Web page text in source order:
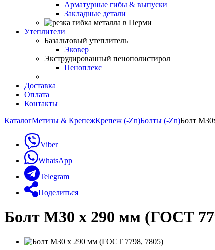
Арматурные гибы & выпуски
Закладные детали
Утеплители
Базальтовый утеплитель
Эковер
Экструдированный пенополистирол
Пеноплекс
Доставка
Оплата
Контакты
КаталогМетизы & КрепежКрепеж (-Zn)Болты (-Zn)Болт
Viber
WhatsApp
Telegram
Поделиться
Болт М30 х 290 мм (ГОСТ